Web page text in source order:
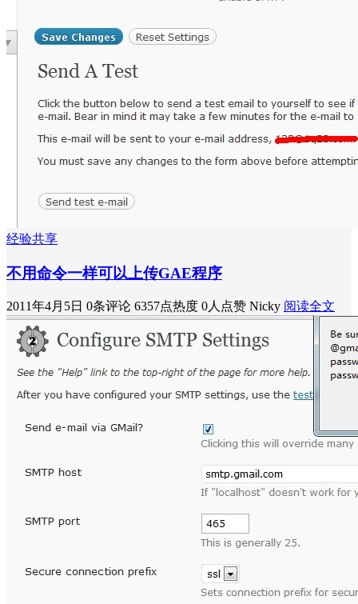
经验共享
不用命令一样可以上传GAE程序
2011年4月5日 0条评论 6357点热度 0人点赞 Nicky 阅读全文